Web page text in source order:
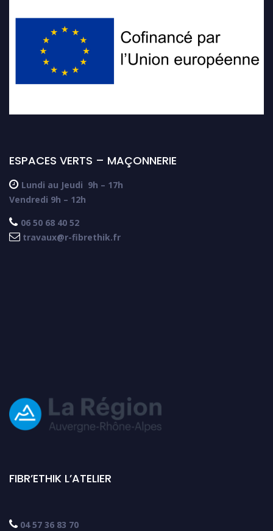
ESPACES VERTS – MAÇONNERIE
 Lundi au Jeudi 9h – 17h
Vendredi 9h – 12h
 06 50 68 40 52
 travaux@r-fibrethik.fr
FIBR’ETHIK L’ATELIER
 04 57 36 83 70